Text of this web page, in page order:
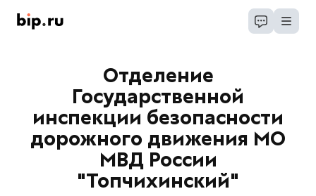
Отделение
Государственной
инспекции безопасности
дорожного движения МО
МВД России
"Топчихинский"